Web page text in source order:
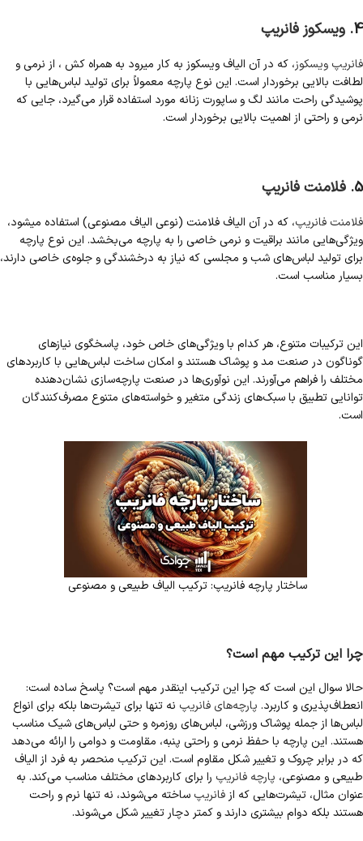
4. ویسکوز فانریپ
فانریپ ویسکوز، که در آن الیاف ویسکوز به کار میرود به همراه کش ، از نرمی و
لطافت بالایی برخوردار است. این نوع پارچه معمولاً برای تولید لباس‌هایی با
پوشیدگی راحت مانند لگ و ساپورت زنانه مورد استفاده قرار می‌گیرد، جایی که
نرمی و راحتی از اهمیت بالایی برخوردار است.
5. فلامنت فانریپ
فلامنت فانریپ، که در آن الیاف فلامنت (نوعی الیاف مصنوعی) استفاده میشود،
ویژگی‌هایی مانند براقیت و نرمی خاصی را به پارچه می‌بخشد. این نوع پارچه
برای تولید لباس‌های شب و مجلسی که نیاز به درخشندگی و جلوه‌ی خاصی دارند،
بسیار مناسب است.
این ترکیبات متنوع، هر کدام با ویژگی‌های خاص خود، پاسخگوی نیازهای
گوناگون در صنعت مد و پوشاک هستند و امکان ساخت لباس‌هایی با کاربردهای
مختلف را فراهم می‌آورند. این نوآوری‌ها در صنعت پارچه‌سازی نشان‌دهنده
توانایی تطبیق با سبک‌های زندگی متغیر و خواسته‌های متنوع مصرف‌کنندگان
است.
ساختار پارچه فانریپ: ترکیب الیاف طبیعی و مصنوعی
چرا این ترکیب مهم است؟
حالا سوال این است که چرا این ترکیب اینقدر مهم است؟ پاسخ ساده است:
انعطاف‌پذیری و کاربرد. پارچه‌های فانریپ نه تنها برای تیشرت‌ها بلکه برای انواع
لباس‌ها از جمله پوشاک ورزشی، لباس‌های روزمره و حتی لباس‌های شیک مناسب
هستند. این پارچه با حفظ نرمی و راحتی پنبه، مقاومت و دوامی را ارائه می‌دهد
که در برابر چروک و تغییر شکل مقاوم است. این ترکیب منحصر به فرد از الیاف
طبیعی و مصنوعی، پارچه فانریپ را برای کاربردهای مختلف مناسب می‌کند. به
عنوان مثال، تیشرت‌هایی که ازفانریپ ساخته می‌شوند، نه تنها نرم و راحت
هستند بلکه دوام بیشتری دارند و کمتر دچار تغییر شکل می‌شوند.